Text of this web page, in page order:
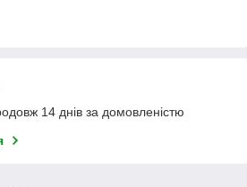
14 днів за домовленістю